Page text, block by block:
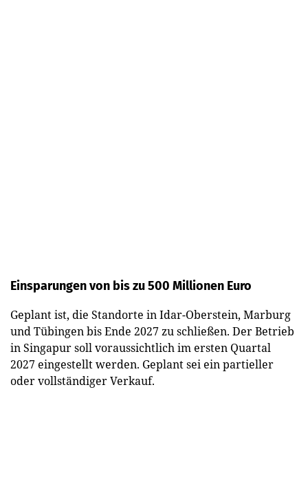
Einsparungen von bis zu 500 Millionen Euro
Geplant ist, die Standorte in Idar-Oberstein, Marburg
und Tübingen bis Ende 2027 zu schließen. Der Betrieb
in Singapur soll voraussichtlich im ersten Quartal
2027 eingestellt werden. Geplant sei ein partieller
oder vollständiger Verkauf.